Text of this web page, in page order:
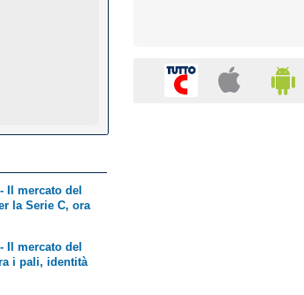
Il mercato del
la Serie C, ora
Il mercato del
i pali, identità